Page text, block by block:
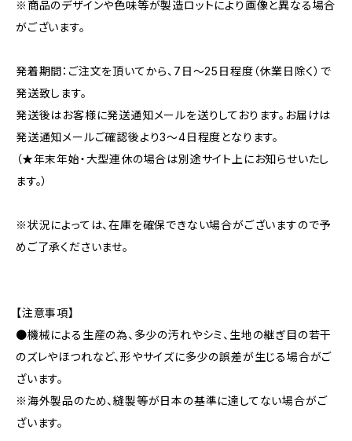
※商品のデザインや色味等が製造ロットにより画像と異なる場合
がございます。
発着期間：ご注文を頂いてから、7日〜25日程度（休業日除く）で
発送致します。
発送後はお客様に発送通知メールを送りしております。お届けは
発送通知メールご確認後より3〜4日程度となります。
（★年末年始・大型連休の場合は別途サイト上にお知らせいたし
ます。）
※状況によっては、在庫を確保できない場合がございますので予
めご了承くださいませ。
【注意事項】
●機械による生産の為、多少の汚れやシミ、生地の継ぎ目の若干
のズレやほつれなど、形やサイズに多少の誤差が生じる場合がご
ざいます。
※海外製品のため、縫製等が日本の基準に達してない場合がご
ざいます。